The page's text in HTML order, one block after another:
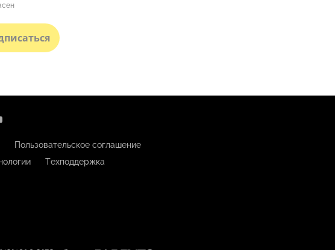
Пользовательское соглашение
Техподдержка